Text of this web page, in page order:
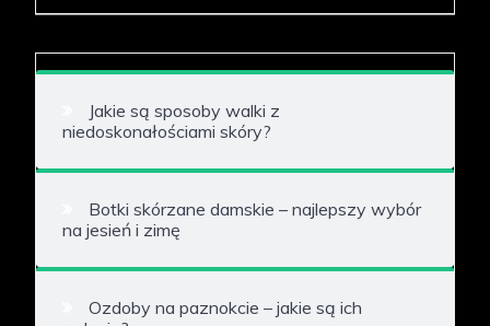
Jakie są sposoby walki z
niedoskonałościami skóry?
Botki skórzane damskie – najlepszy wybór
na jesień i zimę
Ozdoby na paznokcie – jakie są ich